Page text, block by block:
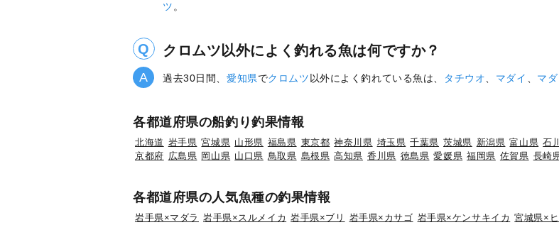
ツ 。
クロムツ以外によく釣れる魚は何ですか？
過去30日間、 愛知県でクロムツ 以外によく釣れている魚は、 タチウオ マダイ マダ
各都道府県の船釣り釣果情報
北海道 岩手県 宮城県 山形県 福島県 東京都 神奈川県 埼玉県 千葉県 茨城県 新潟県 富山県 石
京都府 広島県 岡山県 山口県 鳥取県 島根県 高知県 香川県 徳島県 愛媛県 福岡県 佐賀県 長崎
各都道府県の人気魚種の釣果情報
岩手県×マダラ 岩手県×スルメイカ 岩手県×ブリ 岩手県×カサゴ 岩手県×ケンサキイカ 宮城県×